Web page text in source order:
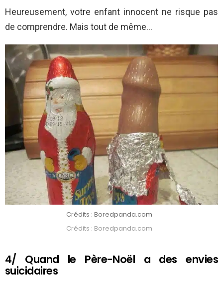
Heureusement, votre enfant innocent ne risque pas
de comprendre. Mais tout de même…
Crédits : Boredpanda.com
Crédits : Boredpanda.com
4/ Quand le Père-Noël a des envies
suicidaires